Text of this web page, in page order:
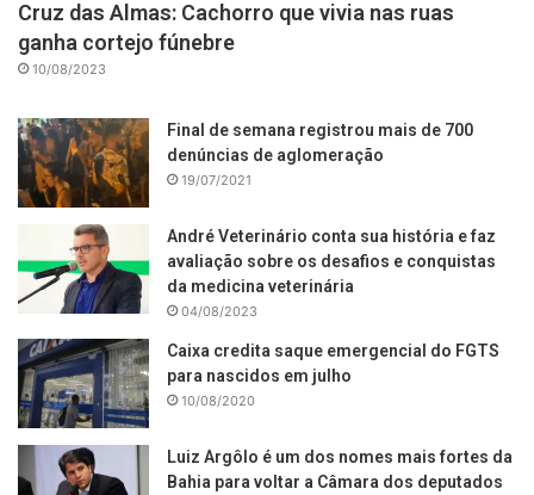
Cruz das Almas: Cachorro que vivia nas ruas
ganha cortejo fúnebre
10/08/2023
Final de semana registrou mais de 700
denúncias de aglomeração
19/07/2021
André Veterinário conta sua história e faz
avaliação sobre os desafios e conquistas
da medicina veterinária
04/08/2023
Caixa credita saque emergencial do FGTS
para nascidos em julho
10/08/2020
Luiz Argôlo é um dos nomes mais fortes da
Bahia para voltar a Câmara dos deputados